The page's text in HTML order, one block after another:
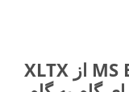
تبدیل صفحات گسترده MS Excel از XLTX